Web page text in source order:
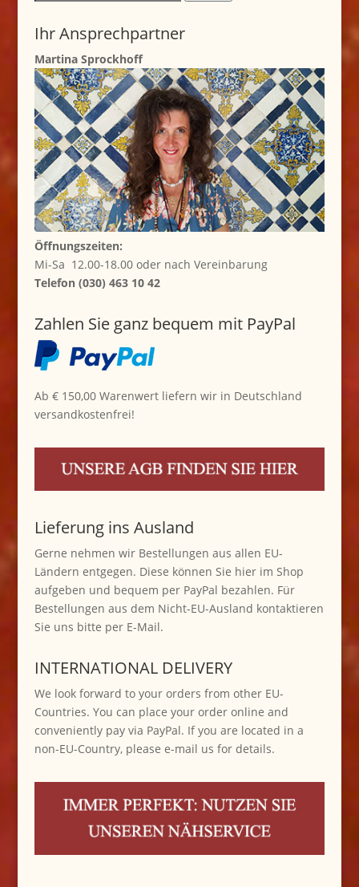
Ihr Ansprechpartner
Martina Sprockhoff
Öffnungszeiten:
Mi-Sa 12.00-18.00 oder nach Vereinbarung
Telefon (030) 463 10 42
Zahlen Sie ganz bequem mit PayPal
Ab € 150,00 Warenwert liefern wir in Deutschland
versandkostenfrei!
Lieferung ins Ausland
Gerne nehmen wir Bestellungen aus allen EU-
Ländern entgegen. Diese können Sie hier im Shop
aufgeben und bequem per PayPal bezahlen. Für
Bestellungen aus dem Nicht-EU-Ausland kontaktieren
Sie uns bitte per E-Mail.
INTERNATIONAL DELIVERY
We look forward to your orders from other EU-
Countries. You can place your order online and
conveniently pay via PayPal. If you are located in a
non-EU-Country, please e-mail us for details.